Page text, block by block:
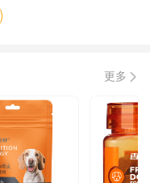
更多